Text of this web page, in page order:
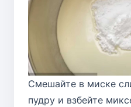
Смешайте в миске
пудру и взбейте